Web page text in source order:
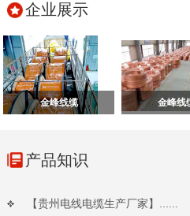
企业展示
金峰线缆 金峰线
产品知识
【贵州电线电缆生产厂家】......